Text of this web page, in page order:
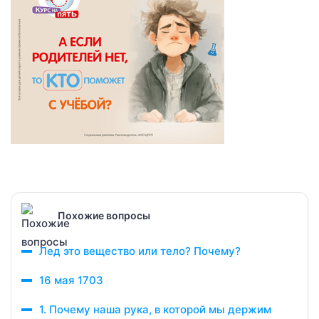
Похожие вопросы
Лед это вещество или тело? Почему?
16 мая 1703
1. Почему наша рука, в которой мы держим